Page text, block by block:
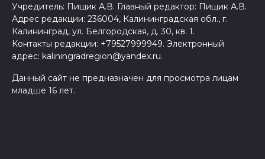
Учредитель: Пищик А.В. Главный редактор: Пищик А.В.
Адрес редакции: 236004, Калининградская обл., г.
Калининград, ул. Белгородская, д. 30, кв. 1.
Контакты редакции: +79527999949. Электронный
адрес: kaliningradregion@yandex.ru.
Данный сайт не предназначен для просмотра лицам
младше 16 лет.